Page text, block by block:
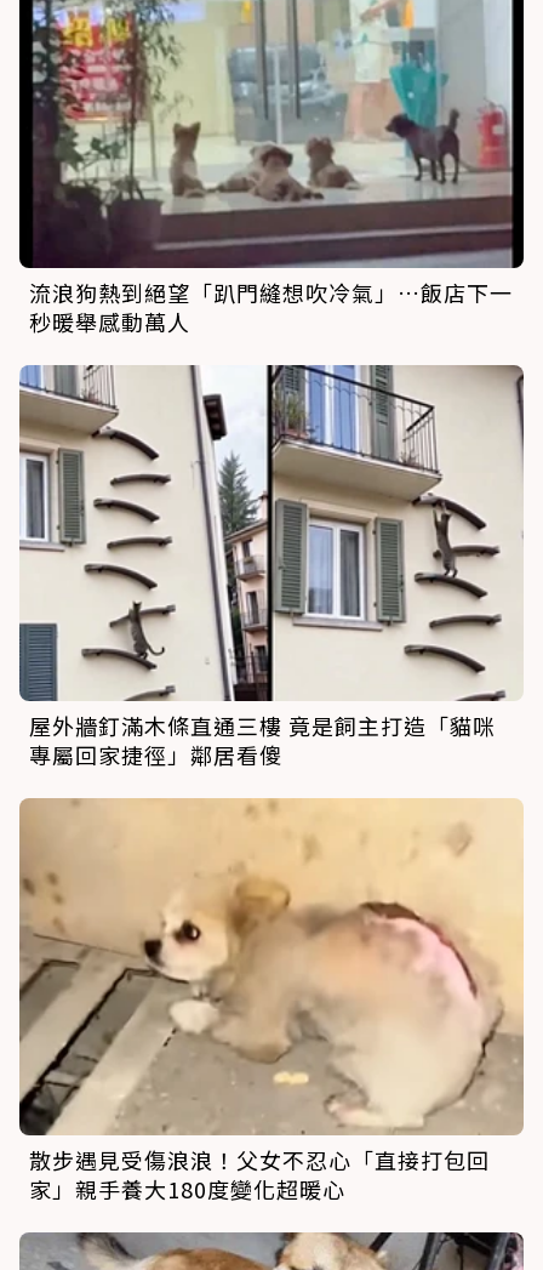
流浪狗熱到絕望「趴門縫想吹冷氣」…飯店下一
秒暖舉感動萬人
屋外牆釘滿木條直通三樓 竟是飼主打造「貓咪
專屬回家捷徑」鄰居看傻
散步遇見受傷浪浪！父女不忍心「直接打包回
家」親手養大180度變化超暖心